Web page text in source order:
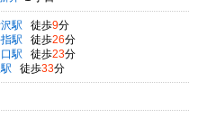
駅 徒歩9分
駅 徒歩26分
駅 徒歩23分
徒歩33分